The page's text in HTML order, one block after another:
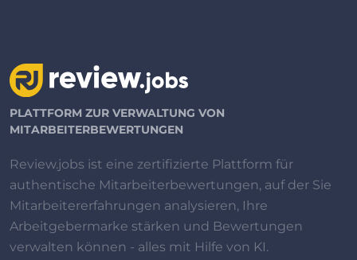
PLATTFORM ZUR VERWALTUNG VON
MITARBEITERBEWERTUNGEN
Review.jobs ist eine zertifizierte Plattform für
authentische Mitarbeiterbewertungen, auf der Sie
Mitarbeitererfahrungen analysieren, Ihre
Arbeitgebermarke stärken und Bewertungen
verwalten können - alles mit Hilfe von KI.